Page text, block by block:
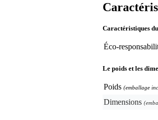
Caractéristiques
Éco-
Le poids et les
Poids (emballage
Dimensions